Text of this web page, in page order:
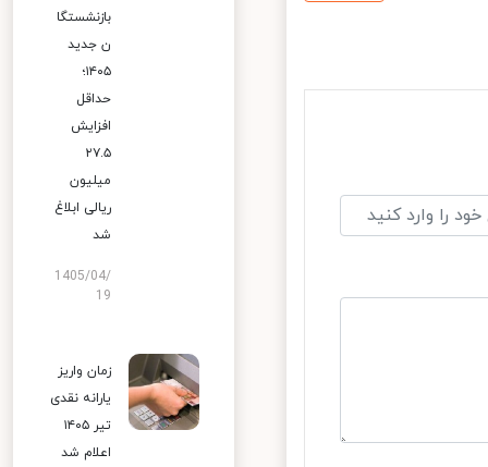
بازنشستگا
ن جدید
۱۴۰۵؛
حداقل
افزایش
۲۷.۵
میلیون
ریالی ابلاغ
شد
1405/04/
19
زمان واریز
یارانه نقدی
تیر ۱۴۰۵
اعلام شد